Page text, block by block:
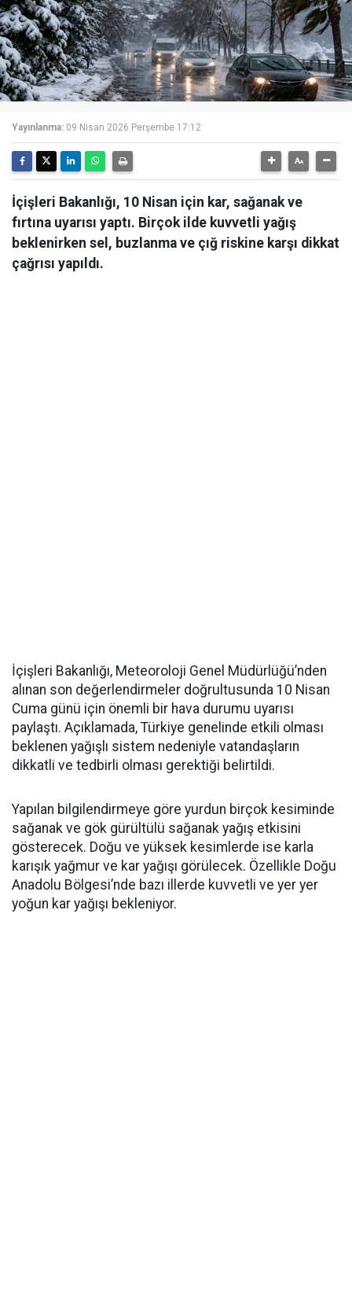
Yayınlanma: 09 Nisan 2026 Perşembe 17:12
İçişleri Bakanlığı, 10 Nisan için kar, sağanak ve
fırtına uyarısı yaptı. Birçok ilde kuvvetli yağış
beklenirken sel, buzlanma ve çığ riskine karşı dikkat
çağrısı yapıldı.
İçişleri Bakanlığı, Meteoroloji Genel Müdürlüğü’nden
alınan son değerlendirmeler doğrultusunda 10 Nisan
Cuma günü için önemli bir hava durumu uyarısı
paylaştı. Açıklamada, Türkiye genelinde etkili olması
beklenen yağışlı sistem nedeniyle vatandaşların
dikkatli ve tedbirli olması gerektiği belirtildi.
Yapılan bilgilendirmeye göre yurdun birçok kesiminde
sağanak ve gök gürültülü sağanak yağış etkisini
gösterecek. Doğu ve yüksek kesimlerde ise karla
karışık yağmur ve kar yağışı görülecek. Özellikle Doğu
Anadolu Bölgesi’nde bazı illerde kuvvetli ve yer yer
yoğun kar yağışı bekleniyor.